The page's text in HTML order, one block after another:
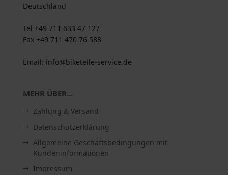
Deutschland
Tel +49 711 633 47 127
Fax +49 711 470 76 588
Email: info@biketeile-service.de
MEHR ÜBER...
Zahlung & Versand
Datenschutzerklärung
Allgemeine Geschäftsbedingungen mit
Kundeninformationen
Impressum